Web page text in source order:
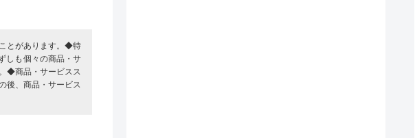
とがあります。◆特
しも個々の商品・サ
◆商品・サービスス
後、商品・サービス